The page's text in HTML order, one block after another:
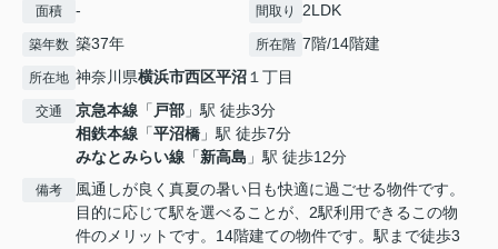
面積 - 間取り 2LDK
築年数 築37年 所在階 7階/14階建
所在地 神奈川県横浜市西区平沼１丁目
交通 京急本線 「 戸部 」駅 徒歩3分
相鉄本線 「平沼橋 」駅 徒歩7分
みなとみらい線 「新高島 」駅 徒歩12分
備考
風通しが良く真夏の暑い日も快適に過ごせる物件です。
目的に応じて駅を選べることが、2駅利用できるこの物
件のメリットです。14階建ての物件です。駅まで徒歩3